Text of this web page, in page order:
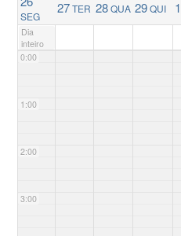
SEG
27TER 28QUA 29QUI 1
Dia
inteiro
0:00
1:00
2:00
3:00